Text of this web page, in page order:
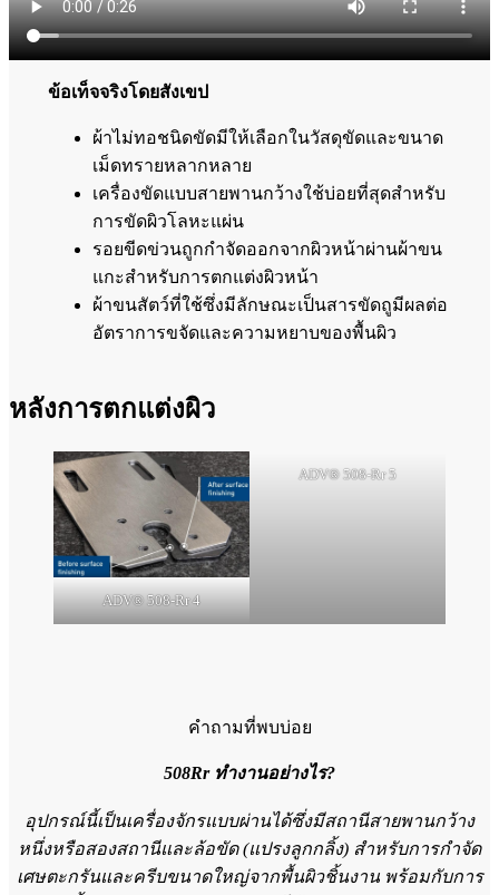
ข้อเท็จจริงโดยสังเขป
ผ้าไม่ทอชนิดขัดมีให้เลือกในวัสดุขัดและขนาด
เม็ดทรายหลากหลาย
เครื่องขัดแบบสายพานกว้างใช้บ่อยที่สุดสำหรับ
การขัดผิวโลหะแผ่น
รอยขีดข่วนถูกกำจัดออกจากผิวหน้าผ่านผ้าขน
แกะสำหรับการตกแต่งผิวหน้า
ผ้าขนสัตว์ที่ใช้ซึ่งมีลักษณะเป็นสารขัดถูมีผลต่อ
อัตราการขจัดและความหยาบของพื้นผิว
หลังการตกแต่งผิว
ADV® 508-Rr 4
คำถามที่พบบ่อย
508Rr ทำงานอย่างไร?
อุปกรณ์นี้เป็นเครื่องจักรแบบผ่านได้ซึ่งมีสถานีสายพานกว้าง
หนึ่งหรือสองสถานีและล้อขัด (แปรงลูกกลิ้ง) สำหรับการกำจัด
เศษตะกรันและครีบขนาดใหญ่จากพื้นผิวชิ้นงาน พร้อมกับการ